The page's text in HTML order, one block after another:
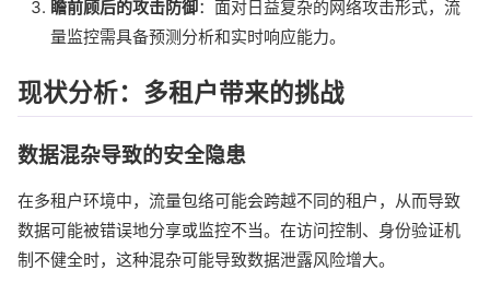
瞻前顾后的攻击防御：面对日益复杂的网络攻击形式，流
量监控需具备预测分析和实时响应能力。
现状分析：多租户带来的挑战
数据混杂导致的安全隐患
在多租户环境中，流量包络可能会跨越不同的租户，从而导致
数据可能被错误地分享或监控不当。在访问控制、身份验证机
制不健全时，这种混杂可能导致数据泄露风险增大。